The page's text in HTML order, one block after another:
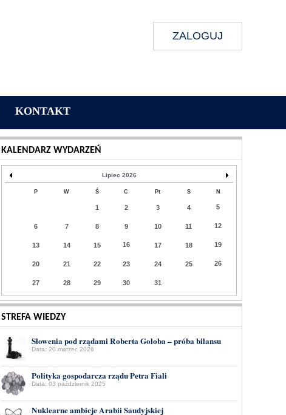
ZALOGUJ
KONTAKT
KALENDARZ WYDARZEŃ
Lipiec 2026
P W Ś C Pt S N
1 2 3 4 5
6 7 8 9 10 11 12
13 14 15 16 17 18 19
20 21 22 23 24 25 26
27 28 29 30 31
STREFA WIEDZY
Słowenia pod rządami Roberta Goloba – próba bilansu
Data: 20 marzec 2026
Polityka gospodarcza rządu Petra Fiali
Data: 03 październik 2025
Nuklearne ambicje Arabii Saudyjskiej
Wykonanie:Delta Interactive